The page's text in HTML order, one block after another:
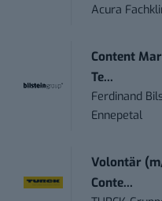
Acura
Content
Te...
Ferdinand
Ennepetal
Volontär
Conte...